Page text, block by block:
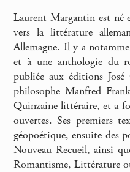
Laurent Margantin est né
vers la littérature
Allemagne. Il y a
et à une anthologie du
publiée aux éditions
philosophe Manfred
Quinzaine littéraire, et a
ouvertes. Ses premiers
géopoétique, ensuite des
Nouveau Recueil, ainsi
Romantisme, Littérature